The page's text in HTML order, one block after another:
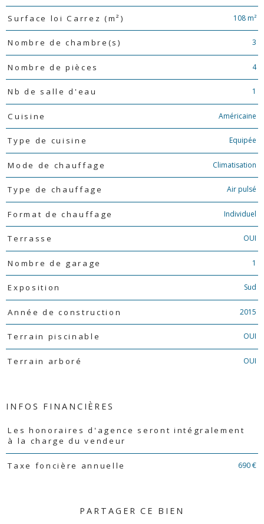
Surface loi Carrez (m²) 108 m²
Nombre de chambre(s) 3
Nombre de pièces 4
Nb de salle d'eau 1
Cuisine Américaine
Type de cuisine Equipée
Mode de chauffage Climatisation
Type de chauffage Air pulsé
Format de chauffage Individuel
Terrasse OUI
Nombre de garage 1
Exposition Sud
Année de construction 2015
Terrain piscinable OUI
Terrain arboré OUI
INFOS FINANCIÈRES
Caractéristiques Valeurs
Les honoraires d'agence seront intégralement
à la charge du vendeur
Taxe foncière annuelle 690 €
PARTAGER CE BIEN